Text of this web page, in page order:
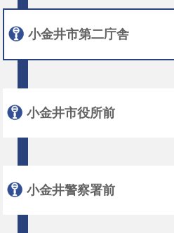
小金井市第二庁舎
小金井市役所前
小金井警察署前